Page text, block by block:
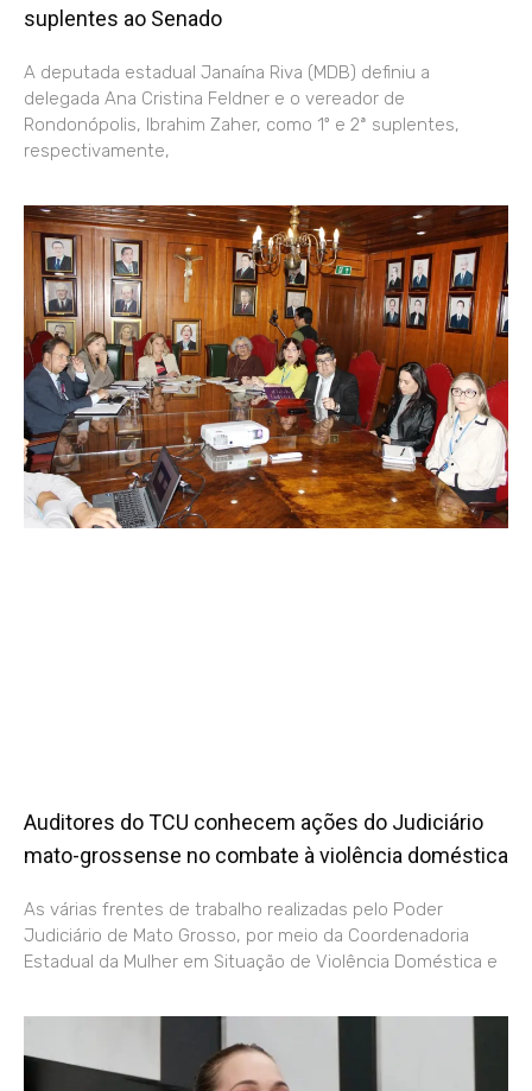
suplentes ao Senado
A deputada estadual Janaína Riva (MDB) definiu a
delegada Ana Cristina Feldner e o vereador de
Rondonópolis, Ibrahim Zaher, como 1º e 2ª suplentes,
respectivamente,
Auditores do TCU conhecem ações do Judiciário
mato-grossense no combate à violência doméstica
As várias frentes de trabalho realizadas pelo Poder
Judiciário de Mato Grosso, por meio da Coordenadoria
Estadual da Mulher em Situação de Violência Doméstica e